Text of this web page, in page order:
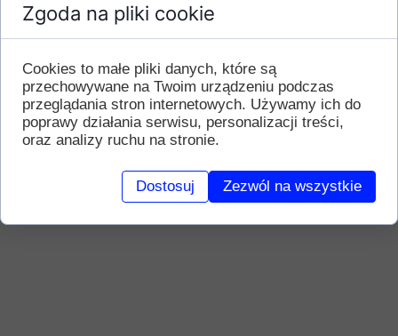
Zgoda na pliki cookie
Cookies to małe pliki danych, które są
przechowywane na Twoim urządzeniu podczas
przeglądania stron internetowych. Używamy ich do
poprawy działania serwisu, personalizacji treści,
oraz analizy ruchu na stronie.
Dostosuj Zezwól na wszystkie